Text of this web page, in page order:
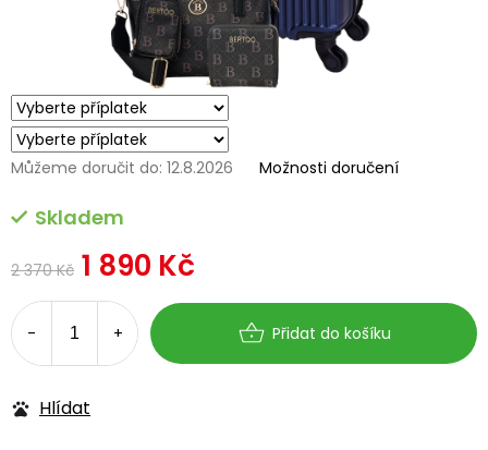
2 370 Kč 1 890 Kč
cena:
Skladem
Můžeme doručit do: 12.8.2026 Možnosti doručení
Přidat do košíku
Hlídat